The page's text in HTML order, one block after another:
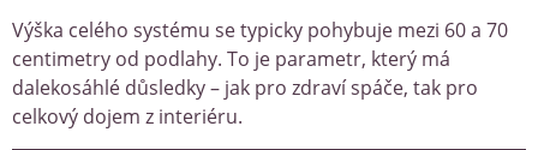
Výška celého systému se typicky pohybuje mezi 60 a 70
centimetry od podlahy. To je parametr, který má
dalekosáhlé důsledky – jak pro zdraví spáče, tak pro
celkový dojem z interiéru.